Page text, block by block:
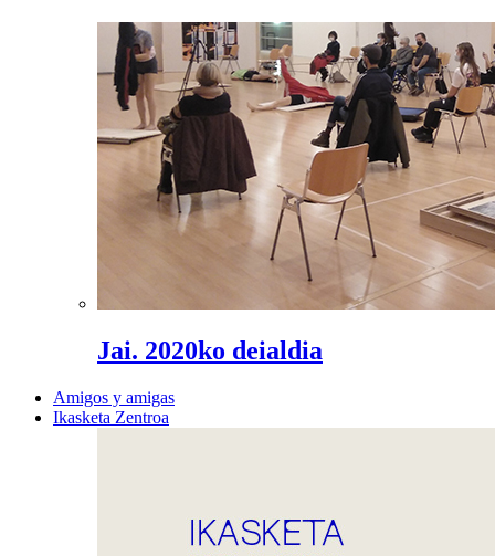
Jai. 2020ko deialdia
Amigos y amigas
Ikasketa Zentroa